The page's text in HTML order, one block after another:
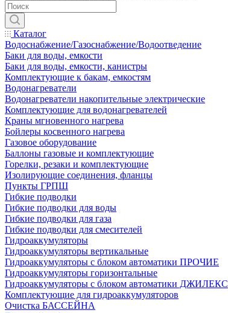
Каталог
Водоснабжение/Газоснабжение/Водоотведение
Баки для воды, емкости
Баки для воды, емкости, канистры
Комплектующие к бакам, емкостям
Водонагреватели
Водонагреватели накопительные электрические
Комплектующие для водонагревателей
Краны мгновенного нагрева
Бойлеры косвенного нагрева
Газовое оборудование
Баллоны газовые и комплектующие
Горелки, резаки и комплектующие
Изолирующие соединения, фланцы
Пункты ГРПШ
Гибкие подводки
Гибкие подводки для воды
Гибкие подводки для газа
Гибкие подводки для смесителей
Гидроаккумуляторы
Гидроаккумуляторы вертикальные
Гидроаккумуляторы с блоком автоматики ПРОЧИЕ
Гидроаккумуляторы горизонтальные
Гидроаккумуляторы с блоком автоматики ДЖИЛЕКС
Комплектующие для гидроаккумуляторов
Очистка БАССЕЙНА